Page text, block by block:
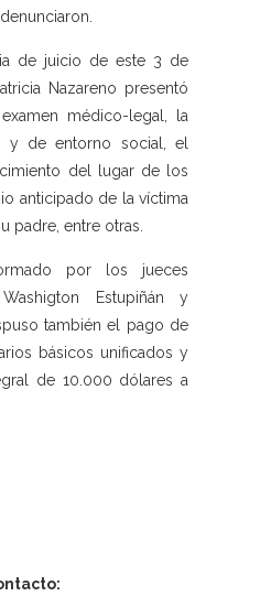
de juicio de este 3 de
Nazareno presentó
médico-legal, la
y de entorno social, el
del lugar de los
anticipado de la víctima
padre, entre otras.
por los jueces
Estupiñán y
también el pago de
básicos unificados y
de 10.000 dólares a